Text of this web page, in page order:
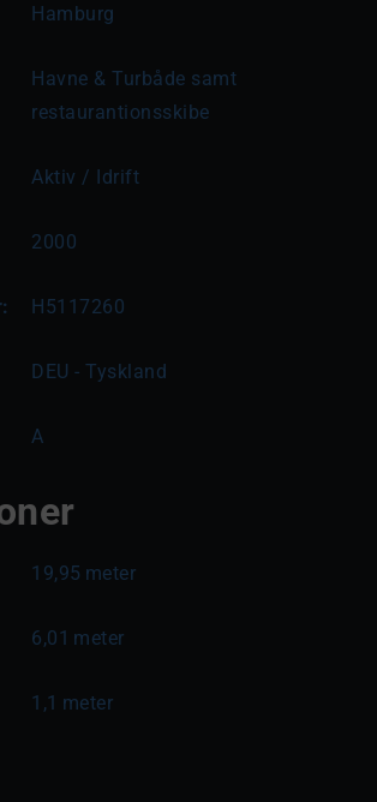
Hamburg
Havne & Turbåde samt
restaurantionsskibe
Aktiv / Idrift
2000
H5117260
DEU - Tyskland
A
19,95 meter
6,01 meter
1,1 meter